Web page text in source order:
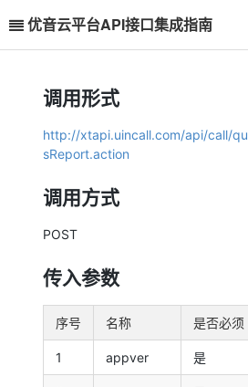
优音云平台API接口集成指南
调用形式
http://xtapi.uincall.com/api/call/
sReport.action
调用方式
POST
传入参数
序号 名称 是否必须
1 appver 是